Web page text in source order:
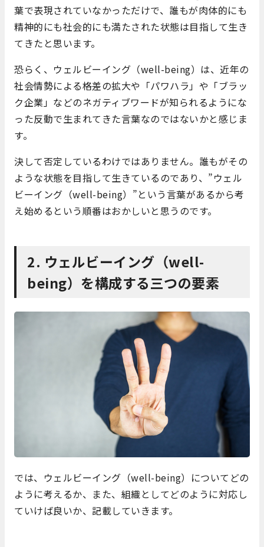
葉で表現されていなかっただけで、誰もが肉体的にも
精神的にも社会的にも満たされた状態は目指して生き
てきたと思います。
恐らく、ウェルビーイング（well-being）は、近年の
社会情勢による格差の拡大や「パワハラ」や「ブラッ
ク企業」などのネガティブワードが知られるようにな
った反動で生まれてきた言葉なのではないかと感じま
す。
決して否定しているわけではありません。誰もがその
ような状態を目指して生きているのであり、”ウェル
ビーイング（well-being）”という言葉があるから考
え始めるという順番はおかしいと思うのです。
2. ウェルビーイング（well-
being）を構成する三つの要素
では、ウェルビーイング（well-being）についてどの
ように考えるか、また、組織としてどのように対応し
ていけば良いか、記載していきます。